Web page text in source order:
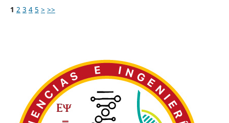
1 2 3 4 5 > >>